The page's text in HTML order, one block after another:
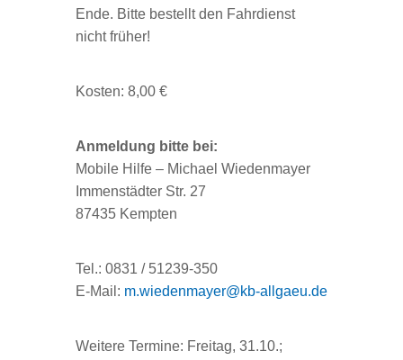
Ende. Bitte bestellt den Fahrdienst
nicht früher!
Kosten: 8,00 €
Anmeldung bitte bei:
Mobile Hilfe – Michael Wiedenmayer
Immenstädter Str. 27
87435 Kempten
Tel.: 0831 / 51239-350
E-Mail: m.wiedenmayer@kb-allgaeu.de
Weitere Termine: Freitag, 31.10.;